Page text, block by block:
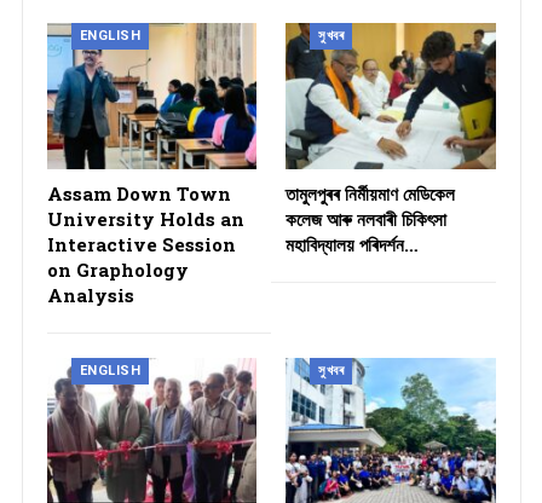
ENGLISH
Assam Down Town
University Holds an
Interactive Session
on Graphology
Analysis
সুখবৰ
তামুলপুৰৰ নিৰ্মীয়মাণ মেডিকেল
কলেজ আৰু নলবাৰী চিকিৎসা
মহাবিদ্যালয় পৰিদৰ্শন…
ENGLISH সুখবৰ